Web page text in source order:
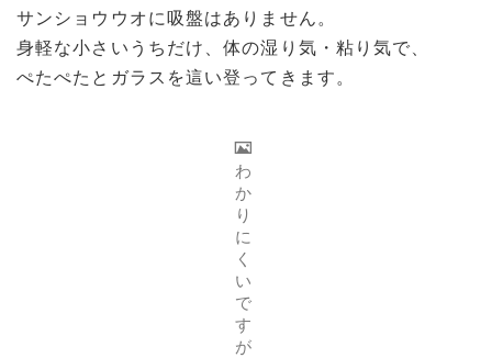
サンショウウオに吸盤はありません。
身軽な小さいうちだけ、体の湿り気・粘り気で、
ぺたぺたとガラスを這い登ってきます。
わ
か
り
に
く
い
で
す
が